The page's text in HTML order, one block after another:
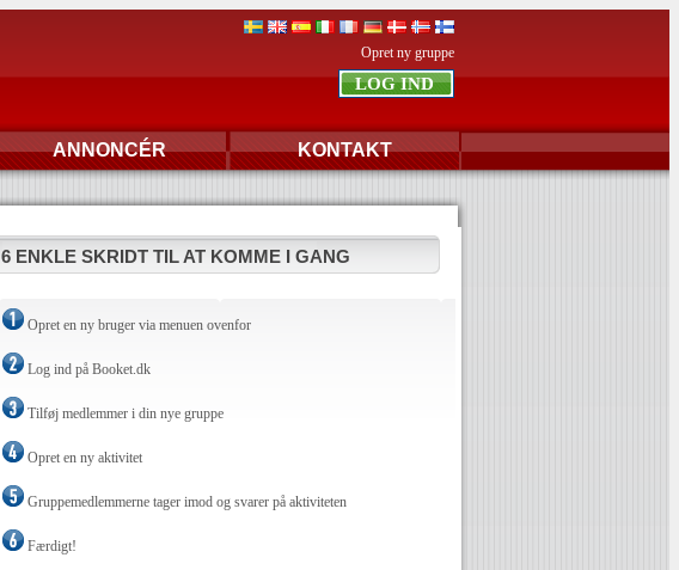
Opret ny gruppe
ANNONCÉR KONTAKT
6 ENKLE SKRIDT TIL AT KOMME I GANG
Opret en ny bruger via menuen ovenfor
Log ind på Booket.dk
Tilføj medlemmer i din nye gruppe
Opret en ny aktivitet
Gruppemedlemmerne tager imod og svarer på aktiviteten
Færdigt!